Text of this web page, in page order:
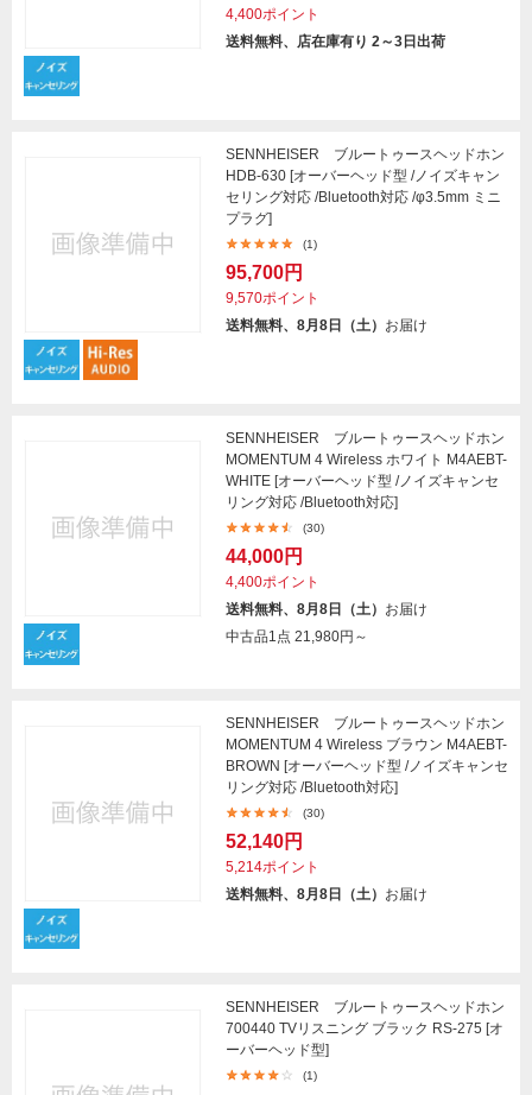
4,400ポイント
送料無料、店在庫有り 2～3日出荷
SENNHEISER ブルートゥースヘッドホン
HDB-630 [オーバーヘッド型 /ノイズキャン
セリング対応 /Bluetooth対応 /φ3.5mm ミニ
プラグ]
(1)
95,700円
9,570ポイント
送料無料、8月8日（土） お届け
SENNHEISER ブルートゥースヘッドホン
MOMENTUM 4 Wireless ホワイト M4AEBT-
WHITE [オーバーヘッド型 /ノイズキャンセ
リング対応 /Bluetooth対応]
(30)
44,000円
4,400ポイント
送料無料、8月8日（土） お届け
中古品1点 21,980円～
SENNHEISER ブルートゥースヘッドホン
MOMENTUM 4 Wireless ブラウン M4AEBT-
BROWN [オーバーヘッド型 /ノイズキャンセ
リング対応 /Bluetooth対応]
(30)
52,140円
5,214ポイント
送料無料、8月8日（土） お届け
SENNHEISER ブルートゥースヘッドホン
700440 TVリスニング ブラック RS-275 [オ
ーバーヘッド型]
(1)